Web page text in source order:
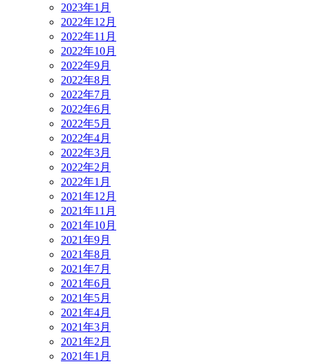
2023年1月
2022年12月
2022年11月
2022年10月
2022年9月
2022年8月
2022年7月
2022年6月
2022年5月
2022年4月
2022年3月
2022年2月
2022年1月
2021年12月
2021年11月
2021年10月
2021年9月
2021年8月
2021年7月
2021年6月
2021年5月
2021年4月
2021年3月
2021年2月
2021年1月